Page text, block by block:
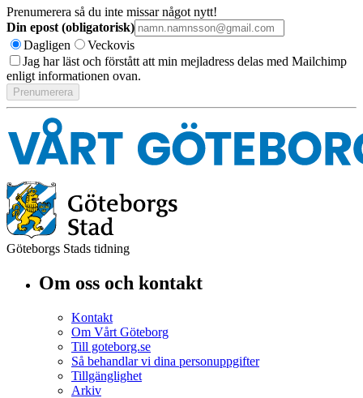
Prenumerera så du inte missar något nytt!
Din epost (obligatorisk)
Dagligen
Veckovis
Jag har läst och förstått att min mejladress delas med Mailchimp
enligt informationen ovan.
Göteborgs Stads tidning
Om oss och kontakt
Kontakt
Om Vårt Göteborg
Till goteborg.se
Så behandlar vi dina personuppgifter
Tillgänglighet
Arkiv